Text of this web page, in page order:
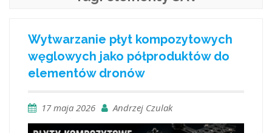
Wytwarzanie płyt kompozytowych
węglowych jako półproduktów do
elementów dronów
17 maja 2026 Andrzej Czulak